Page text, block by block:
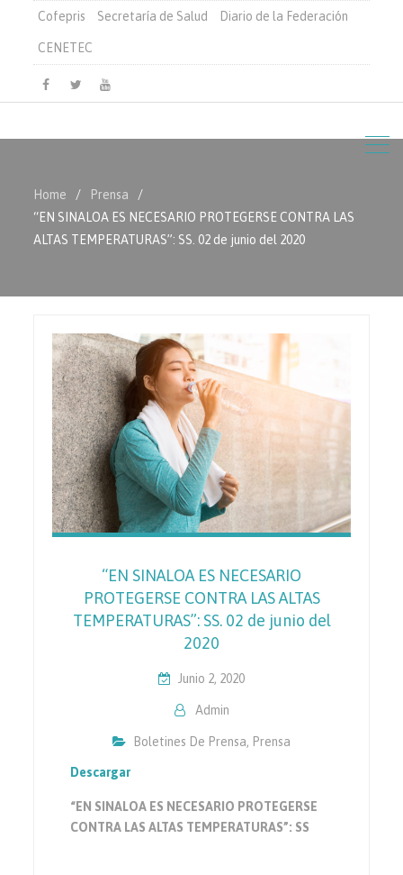
Cofepris Secretaría de Salud Diario de la Federación
CENETEC
Facebook
TwitterYoutube
Home
Prensa
“EN SINALOA ES NECESARIO PROTEGERSE CONTRA LAS
ALTAS TEMPERATURAS”: SS. 02 de junio del 2020
“EN SINALOA ES NECESARIO
PROTEGERSE CONTRA LAS ALTAS
TEMPERATURAS”: SS. 02 de junio del
2020
Junio 2, 2020
Admin
Boletines De Prensa, Prensa
Descargar
“EN SINALOA ES NECESARIO PROTEGERSE
CONTRA LAS ALTAS TEMPERATURAS”: SS